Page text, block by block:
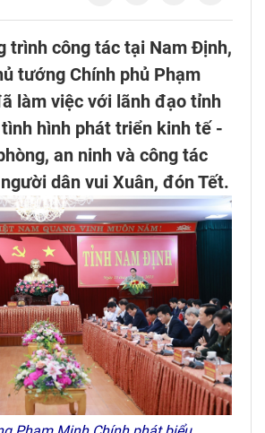
trình công tác tại Nam Định,
tướng Chính phủ Phạm
làm việc với lãnh đạo tỉnh
hình phát triển kinh tế -
an ninh và công tác
dân vui Xuân, đón Tết.